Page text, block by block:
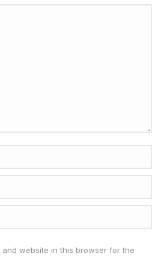
and website in this browser for the